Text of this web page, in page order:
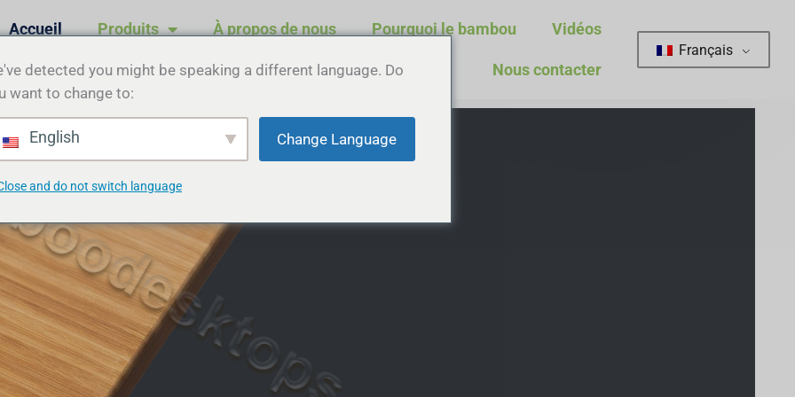
Accueil Produits À propos de nous Pourquoi le bambou Vidéos
Nous contacter
Français
detected you might be speaking a different language. Do
want to change to:
English Change Language
and do not switch language